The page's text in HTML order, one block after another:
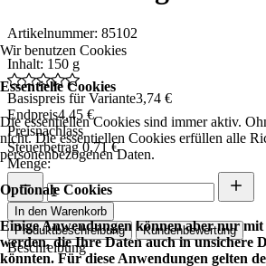
Artikelnummer: 85102
Inhalt: 150 g
Basispreis für Variante3,74 €
Endpreis4,45 €
Preisnachlass
Steuerbetrag0,71 €
Menge:
In den Warenkorb
Produktbeschreibung
Kundenbewertung
Beschreibung
Wir benutzen Cookies
Essentielle Cookies
Die essentiellen Cookies sind immer aktiv.
nicht. Die essentiellen Cookies erfüllen alle
personenbezogenen Daten.
Optionale Cookies
Einige Anwendungen können aber nur
werden, die Ihre Daten auch in unsichere
könnten. Für diese Anwendungen gelten